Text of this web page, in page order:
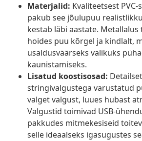
Materjalid: Kvaliteetsest
pakub see jõulupuu
kestab läbi aastate. Metallalus
hoides puu kõrgel ja kindlalt,
usaldusväärseks valikuks
kaunistamiseks.
Lisatud koostisosad:
stringivalgustega varustatud
valget valgust, luues hubast
Valgustid toimivad USB-
pakkudes mitmekesiseid
selle ideaalseks igasugustes